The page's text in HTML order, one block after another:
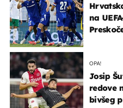
na
OPA!
Josip
redove
bivšeg